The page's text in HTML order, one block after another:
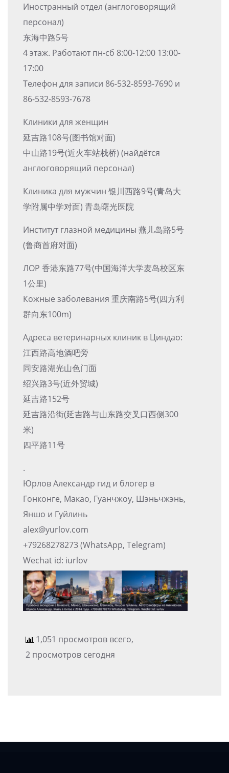
Иностранный отдел (англоговорящий
персонал)
东海中路5号
4 этаж. Работают пн-сб 8:00-12:00 13:00-
17:00
Телефон для записи 86-532-8593-7690 и
86-532-8593-7678
Клиники для женщин
延吉路108号(图书馆对面)
中山路19号(近火车站栈桥) (найдётся
англоговорящий персонал)
Клиника для мужчин 银川西路9号(青岛大
学附属中学对面) 青岛曙光医院
Институт глазной медицины 燕儿岛路5号
(鲁商首府对面)
ЛОР 香港东路77号(中国海洋大学麦岛校区东
1公里)
Кожные заболевания 重庆南路5号(四方利
群向东100m)
Адреса ветеринарных клиник в Циндао:
江西路高地酒吧旁
同安路湖光山色门面
绍兴路3号(近外贸城)
延吉路152号
延吉路沿街(延吉路与山东路交叉口西侧300
米)
四平路11号
.
Юрлов Александр гид и блогер в
Гонконге, Макао, Гуанчжоу, Шэньчжэнь,
Яншо и Гуйлинь
alex@yurlov.com
+79268278273 (WhatsApp, Telegram)
Wechat id: iurlov
1,051 просмотров всего,
2 просмотров сегодня